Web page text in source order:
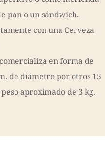
pan o un sándwich.
con una Cerveza
en forma de
de diámetro por otros 15
aproximado de 3 kg.